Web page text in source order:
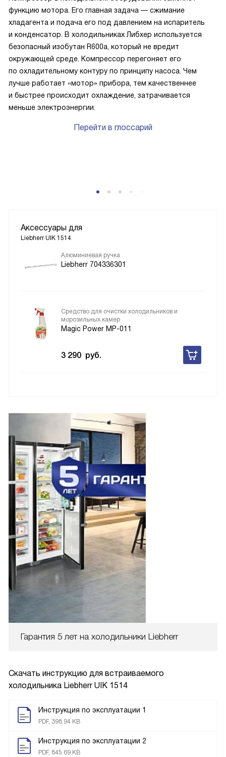
Гарантия 5 лет на холодильники Liebherr
Скачать инструкцию для встраиваемого
холодильника Liebherr UIK 1514
Инструкция по эксплуатации 1
PDF, 398.94 KB
Инструкция по эксплуатации 2
PDF, 845.69 KB
функцию мотора. Его главная задача — сжимание
хладагента и подача его под давлением на испаритель
и конденсатор. В холодильниках Либхер используется
безопасный изобутан R600a, который не вредит
окружающей среде. Компрессор перегоняет его
по охладительному контуру по принципу насоса. Чем
лучше работает «мотор» прибора, тем качественнее
и быстрее происходит охлаждение, затрачивается
меньше электроэнергии.
Перейти в глоссарий
Аксессуары для
Liebherr UIK 1514
Алюминиевая ручка
Liebherr 704336301
Средство для очистки холодильников и
морозильных камер
Magic Power MP-011
3 290 руб.